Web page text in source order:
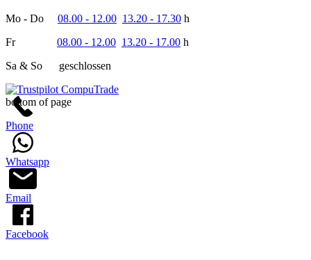
Mo - Do 08.00 - 12.00 13.20 - 17.30 h
Fr 08.00 - 12.00 13.20 - 17.00 h
Sa & So geschlossen
Phone
Whatsapp
Email
Facebook
bottom of page